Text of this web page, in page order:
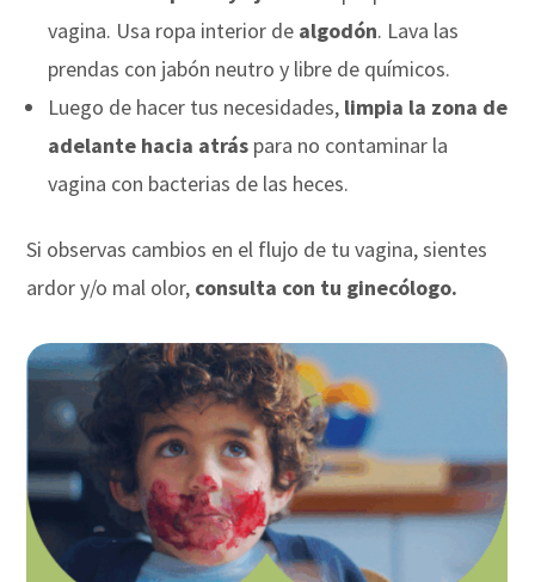
vagina. Usa ropa interior de algodón. Lava las
prendas con jabón neutro y libre de químicos.
Luego de hacer tus necesidades, limpia la zona de
adelante hacia atrás para no contaminar la
vagina con bacterias de las heces.
Si observas cambios en el flujo de tu vagina, sientes
ardor y/o mal olor, consulta con tu ginecólogo.